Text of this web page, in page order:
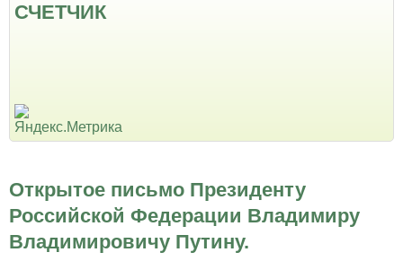
СЧЕТЧИК
Открытое письмо Президенту
Российской Федерации Владимиру
Владимировичу Путину.